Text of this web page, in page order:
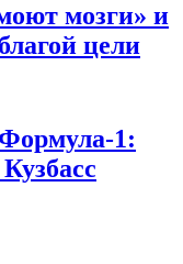
мозги» и
цели
1: